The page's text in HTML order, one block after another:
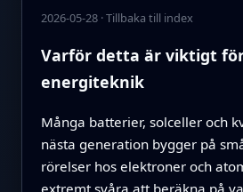
2026-05-28·Tillbaka till index
Varför detta är viktigt
energiteknik
Många batterier, solceller och
nästa generation bygger på
rörelser hos elektroner och
extremt svåra att beräkna på